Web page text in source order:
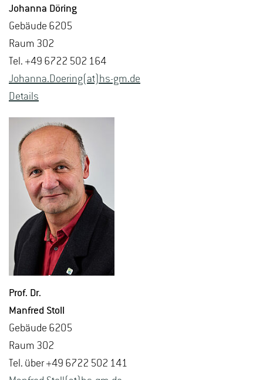
Jo­han­na Dö­ring
Ge­bäu­de 6205
Raum 302
Tel. +49 6722 502 164
Jo­han­na.Doering(at)hs-​gm.​de
De­tails
Prof. Dr.
Man­fred Stoll
Ge­bäu­de 6205
Raum 302
Tel. über +49 6722 502 141